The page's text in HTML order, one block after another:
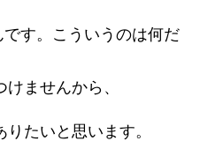
です。こういうのは何だ
ませんから、
たいと思います。